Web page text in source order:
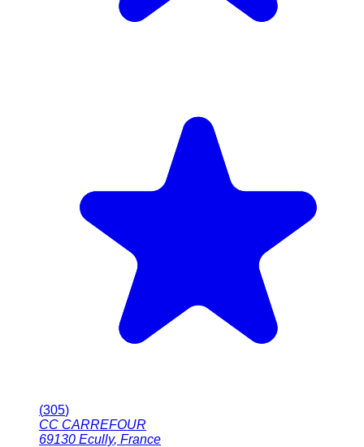
(305)
CC CARREFOUR
69130 Ecully, France